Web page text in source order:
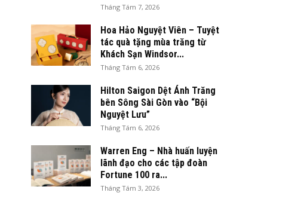
Tháng Tám 7, 2026
Hoa Hảo Nguyệt Viên – Tuyệt
tác quà tặng mùa trăng từ
Khách Sạn Windsor...
Tháng Tám 6, 2026
Hilton Saigon Dệt Ánh Trăng
bên Sông Sài Gòn vào “Bội
Nguyệt Lưu”
Tháng Tám 6, 2026
Warren Eng – Nhà huấn luyện
lãnh đạo cho các tập đoàn
Fortune 100 ra...
Tháng Tám 3, 2026